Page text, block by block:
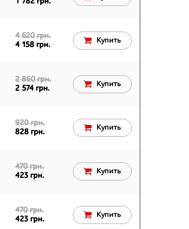
1 782 грн.
4 620 грн.
4 158 грн.
Купить
2 860 грн.
2 574 грн.
Купить
920 грн.
828 грн.
Купить
470 грн.
423 грн.
Купить
470 грн.
423 грн.
Купить